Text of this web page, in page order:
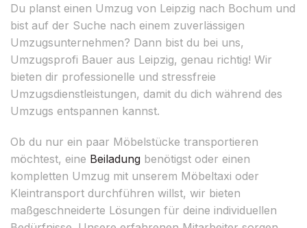
Du planst einen Umzug von Leipzig nach Bochum und
bist auf der Suche nach einem zuverlässigen
Umzugsunternehmen? Dann bist du bei uns,
Umzugsprofi Bauer aus Leipzig, genau richtig! Wir
bieten dir professionelle und stressfreie
Umzugsdienstleistungen, damit du dich während des
Umzugs entspannen kannst.
Ob du nur ein paar Möbelstücke transportieren
möchtest, eine Beiladung benötigst oder einen
kompletten Umzug mit unserem Möbeltaxi oder
Kleintransport durchführen willst, wir bieten
maßgeschneiderte Lösungen für deine individuellen